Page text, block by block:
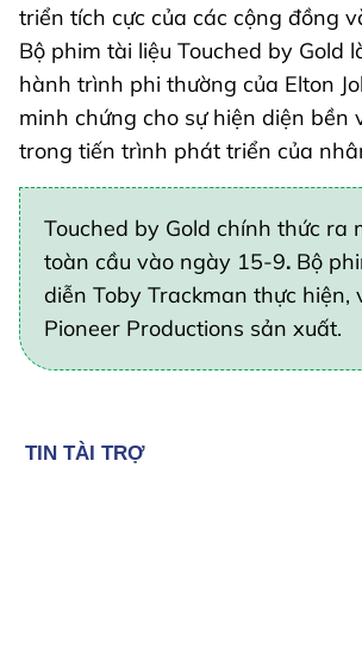
triển tích cực của các cộng đồng
Bộ phim tài liệu Touched by Gold
hành trình phi thường của Elton
minh chứng cho sự hiện diện bền
trong tiến trình phát triển của
Touched by Gold chính thức ra
toàn cầu vào ngày 15-9. Bộ
diễn Toby Trackman thực hiện,
Pioneer Productions sản xuất.